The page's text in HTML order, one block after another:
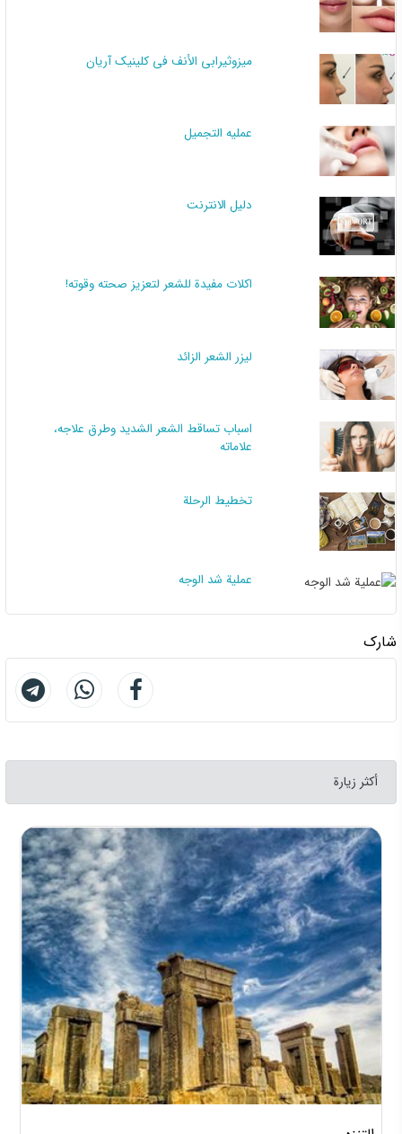
میزوثیرابي الأنف في کلینیک آریان
عملیه التجمیل
دليل الانترنت
اكلات مفيدة للشعر لتعزيز صحته وقوته!
لیزر الشعر الزائد
اسباب تساقط الشعر الشديد وطرق علاجه،
علاماته
تخطيط الرحلة
عملية شد الوجه
شارك
أكثر زيارة